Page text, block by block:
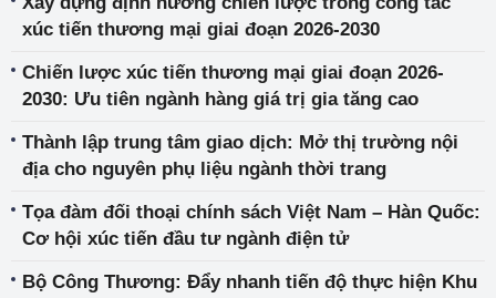
xúc tiến thương mại giai đoạn 2026-2030
Chiến lược xúc tiến thương mại giai đoạn 2026-
2030: Ưu tiên ngành hàng giá trị gia tăng cao
Thành lập trung tâm giao dịch: Mở thị trường nội
địa cho nguyên phụ liệu ngành thời trang
Tọa đàm đối thoại chính sách Việt Nam – Hàn Quốc:
Cơ hội xúc tiến đầu tư ngành điện tử
Bộ Công Thương: Đẩy nhanh tiến độ thực hiện Khu